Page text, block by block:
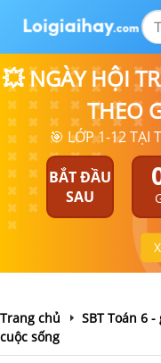
💥 NGÀY HỘI
THEO
🎯 LỚP 1-12 TẠI
BẮT ĐẦU
SAU
Trang chủ
SBT Toán 6
cuộc sống